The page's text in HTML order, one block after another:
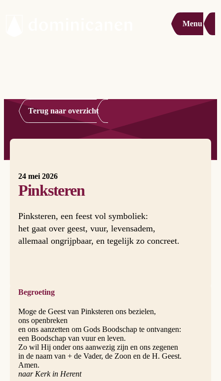
Menu
Terug naar overzicht
24 mei 2026
Pinksteren
Pinksteren, een feest vol symboliek:
het gaat over geest, vuur, levensadem,
allemaal ongrijpbaar, en tegelijk zo concreet.
Begroeting
Moge de Geest van Pinksteren ons bezielen,
ons openbreken
en ons aanzetten om Gods Boodschap te ontvangen:
een Boodschap van vuur en leven.
Zo wil Hij onder ons aanwezig zijn en ons zegenen
in de naam van + de Vader, de Zoon en de H. Geest.
Amen.
naar Kerk in Herent